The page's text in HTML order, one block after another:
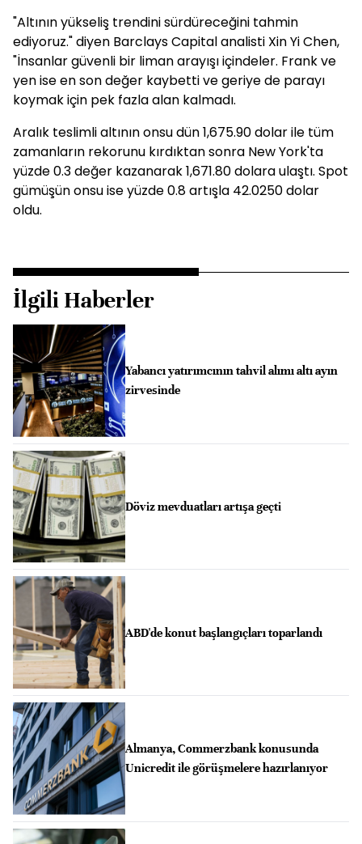
"Altının yükseliş trendini sürdüreceğini tahmin
ediyoruz." diyen Barclays Capital analisti Xin Yi Chen,
"İnsanlar güvenli bir liman arayışı içindeler. Frank ve
yen ise en son değer kaybetti ve geriye de parayı
koymak için pek fazla alan kalmadı.
Aralık teslimli altının onsu dün 1,675.90 dolar ile tüm
zamanların rekorunu kırdıktan sonra New York'ta
yüzde 0.3 değer kazanarak 1,671.80 dolara ulaştı. Spot
gümüşün onsu ise yüzde 0.8 artışla 42.0250 dolar
oldu.
İlgili Haberler
Yabancı yatırımcının tahvil alımı altı ayın
zirvesinde
Döviz mevduatları artışa geçti
ABD'de konut başlangıçları toparlandı
Almanya, Commerzbank konusunda
Unicredit ile görüşmelere hazırlanıyor